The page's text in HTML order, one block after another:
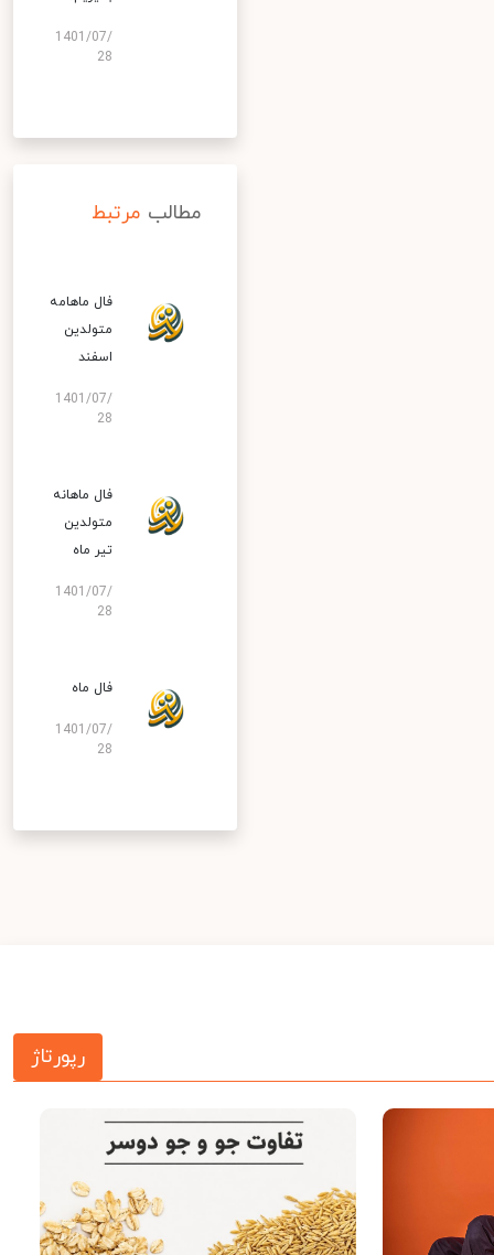
1401/07/
28
مطالب مرتبط
فال ماهامه
متولدین
اسفند
1401/07/
28
فال ماهانه
متولدین
تیر ماه
1401/07/
28
فال ماه
1401/07/
28
رپورتاژ